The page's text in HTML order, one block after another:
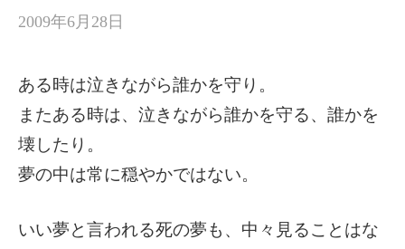
2009年6月28日
ある時は泣きながら誰かを守り。
またある時は、泣きながら誰かを守る、誰かを
壊したり。
夢の中は常に穏やかではない。
いい夢と言われる死の夢も、中々見ることはな